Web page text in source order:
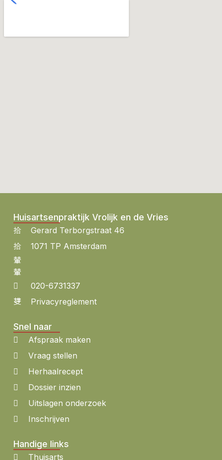
Huisartsenpraktijk Vrolijk en de Vries
Gerard Terborgstraat 46
1071 TP Amsterdam
020-6731337
Privacyreglement
Snel naar
Afspraak maken
Vraag stellen
Herhaalrecept
Dossier inzien
Uitslagen onderzoek
Inschrijven
Handige links
Thuisarts